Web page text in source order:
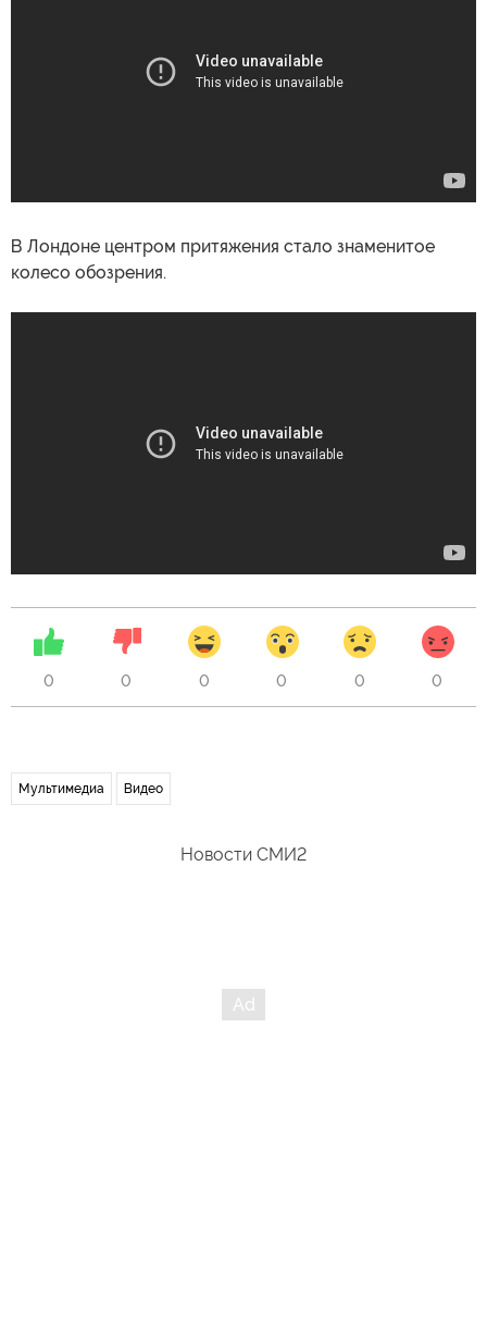
В Лондоне центром притяжения стало знаменитое
колесо обозрения.
0 0 0 0 0 0
Мультимедиа Видео
Новости СМИ2